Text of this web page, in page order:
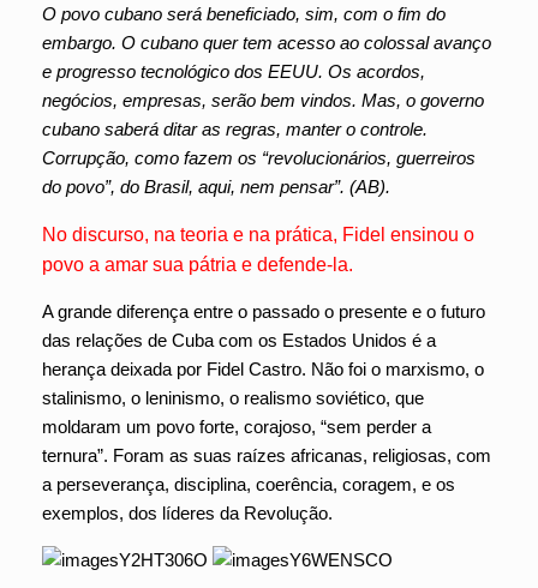
O povo cubano será beneficiado, sim, com o fim do
embargo. O cubano quer tem acesso ao colossal avanço
e progresso tecnológico dos EEUU. Os acordos,
negócios, empresas, serão bem vindos. Mas, o governo
cubano saberá ditar as regras, manter o controle.
Corrupção, como fazem os “revolucionários, guerreiros
do povo”, do Brasil, aqui, nem pensar”. (AB).
No discurso, na teoria e na prática, Fidel ensinou o
povo a amar sua pátria e defende-la.
A grande diferença entre o passado o presente e o futuro
das relações de Cuba com os Estados Unidos é a
herança deixada por Fidel Castro. Não foi o marxismo, o
stalinismo, o leninismo, o realismo soviético, que
moldaram um povo forte, corajoso, “sem perder a
ternura”. Foram as suas raízes africanas, religiosas, com
a perseverança, disciplina, coerência, coragem, e os
exemplos, dos líderes da Revolução.